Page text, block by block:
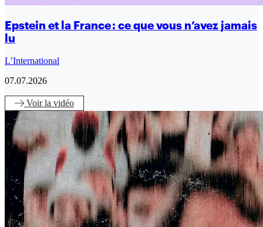
Epstein et la France : ce que vous n’avez jamais
lu
L’International
07.07.2026
Voirla vidéo